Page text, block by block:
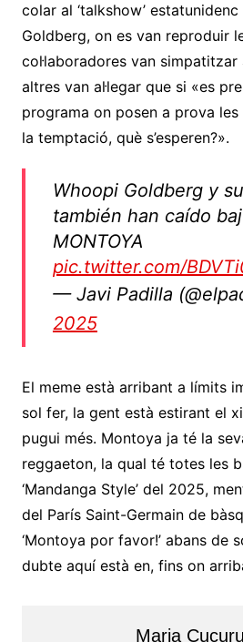
colar al ‘talkshow’
Goldberg, on es van reproduir
col·laboradores van
altres van al·legar que si «es
programa on posen a prova les
la temptació, què s’esperen?».
Whoopi Goldberg y
también han caído
MONTOYA
pic.twitter.com/
— Javi Padilla
2025
El meme està arribant a límits
sol fer, la gent està estirant el
pugui més. Montoya ja té la
reggaeton, la qual té totes les
‘Mandanga Style’ del 2025,
del París Saint-Germain de
‘Montoya por favor!’ abans de
dubte aquí està en, fins on
Maria Cucurull